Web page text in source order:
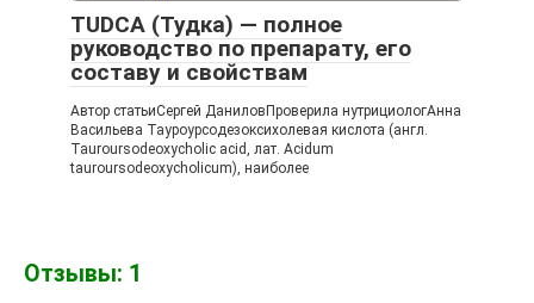
TUDCA (Тудка) — полное
руководство по препарату, его
составу и свойствам
Автор статьиСергей ДаниловПроверила нутрициологАнна
Васильева Тауроурсодезоксихолевая кислота (англ.
Tauroursodeoxycholic acid, лат. Acidum
tauroursodeoxycholicum), наиболее
Отзывы: 1